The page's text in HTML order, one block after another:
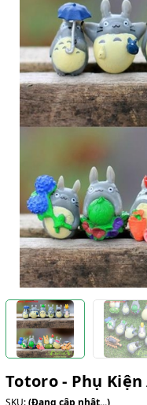
Totoro - Phụ
SKU:(Đang cập nhật...)